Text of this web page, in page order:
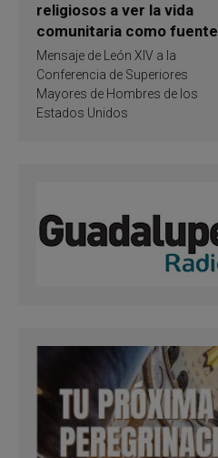
religiosos a ver la vida
comunitaria como fuente
de inspiración y
santificación
Mensaje de León XIV a la
Conferencia de Superiores
Mayores de Hombres de los
Estados Unidos